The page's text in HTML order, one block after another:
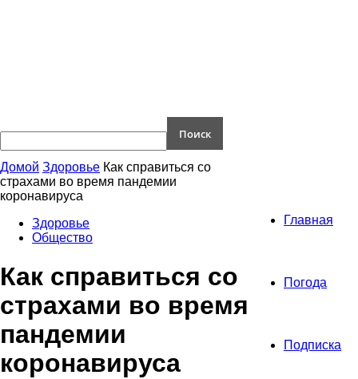
Главная
Погода
Подписка
Домой Здоровье Как справиться со
страхами во время пандемии
коронавируса
Здоровье
Общество
Как справиться со
страхами во время
пандемии
коронавируса